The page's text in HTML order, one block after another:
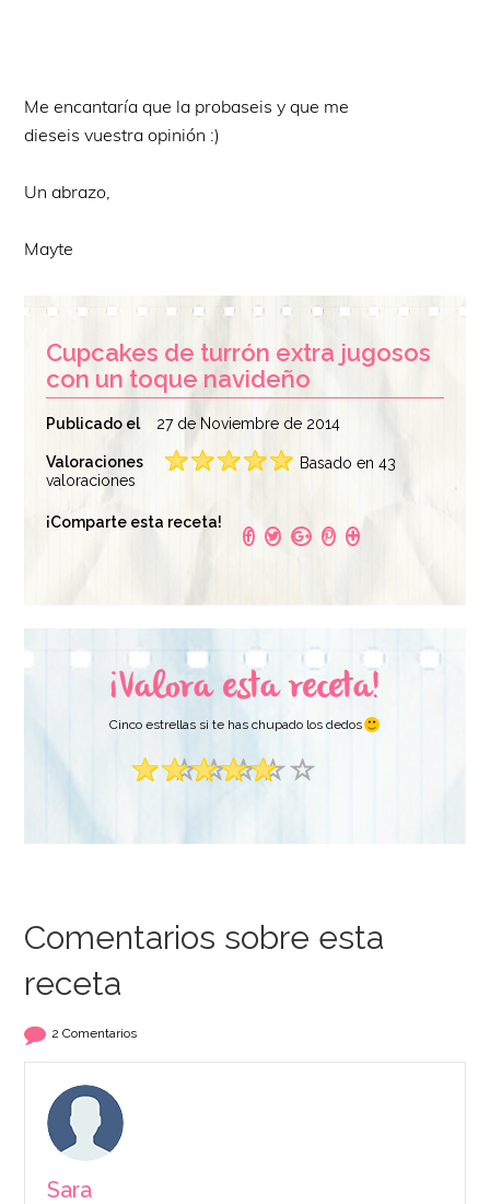
Me encantaría que la probaseis y que me
dieseis vuestra opinión :)
Un abrazo,
Mayte
Cupcakes de turrón extra jugosos
con un toque navideño
Publicado el 27 de Noviembre de 2014
Valoraciones
Basado en 43
valoraciones
¡Comparte esta receta!
¡Valora esta receta!
Cinco estrellas si te has chupado los dedos
Comentarios sobre esta
receta
2 Comentarios
Sara